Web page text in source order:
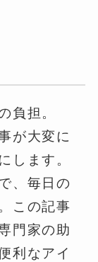
負担。
が大変に
します。
、毎日の
この記事
門家の助
利なアイ